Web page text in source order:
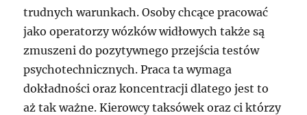
trudnych warunkach. Osoby chcące pracować
jako operatorzy wózków widłowych także są
zmuszeni do pozytywnego przejścia testów
psychotechnicznych. Praca ta wymaga
dokładności oraz koncentracji dlatego jest to
aż tak ważne. Kierowcy taksówek oraz ci którzy